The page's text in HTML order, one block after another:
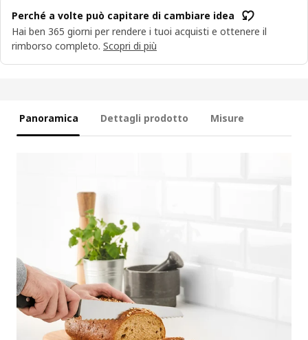
Perché a volte può capitare di cambiare idea
Hai ben 365 giorni per rendere i tuoi acquisti e ottenere il
rimborso completo. Scopri di più
Panoramica Dettagli prodotto Misure